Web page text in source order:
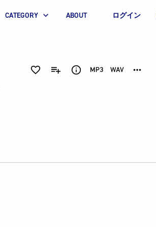
CATEGORY ABOUT ログイン